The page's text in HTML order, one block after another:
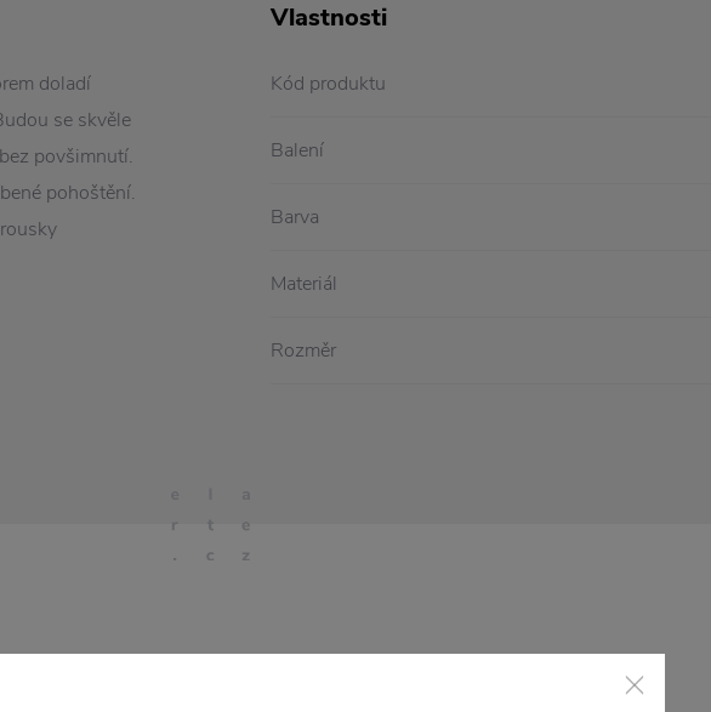
doladí
se skvěle
povšimnutí.
pohoštění.
Vlastnosti
Kód produktu
Balení
Barva
Materiál
Rozměr